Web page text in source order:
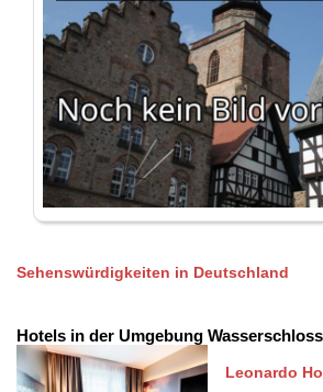
Sehenswürdigkeiten in Deutschland
Hotels in der Umgebung
Leonardo